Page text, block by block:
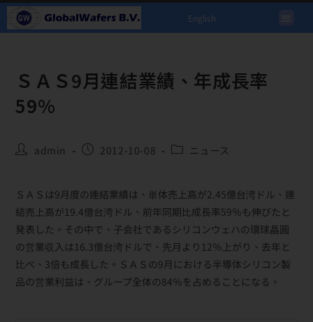
English
ＳＡＳ9月連結業績、年成長率
59%
admin 2012-10-08 ニュース
ＳＡＳは9月度の連結業績は、単体売上高が2.45億台湾ドル、連
結売上高が19.4億台湾ドル、前年同期比成長率59％も伸びたと
発表した。その中で、子会社であるシリコンウェハの環球晶圓
の営業収入は16.3億台湾ドルで、先月より12％上がり、去年と
比べ、3倍も成長した。ＳＡＳの9月における半導体シリコン製
品の営業利益は、グループ全体の84％を占めることになる。